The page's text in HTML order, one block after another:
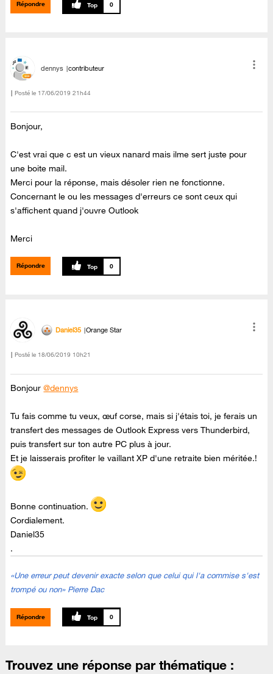
Répondre 0
dennys contributeur
Posté le ‎17/06/2019 21h44
Bonjour,
C'est vrai que c est un vieux nanard mais ilme sert juste pour
une boite mail.
Merci pour la réponse, mais désoler rien ne fonctionne.
Concernant le ou les messages d'erreurs ce sont ceux qui
s'affichent quand j'ouvre Outlook
Merci
Répondre 0
Daniel35 Orange Star
Posté le ‎18/06/2019 10h21
Bonjour@dennys
Tu fais comme tu veux, œuf corse, mais si j'étais toi, je ferais un
transfert des messages de Outlook Express vers Thunderbird,
puis transfert sur ton autre PC plus à jour.
Et je laisserais profiter le vaillant XP d'une retraite bien méritée.!
Bonne continuation.
Cordialement.
Daniel35
.
«Une erreur peut devenir exacte selon que celui qui l'a commise s'est
trompé ou non» Pierre Dac
Répondre 0
Trouvez une réponse par thématique :